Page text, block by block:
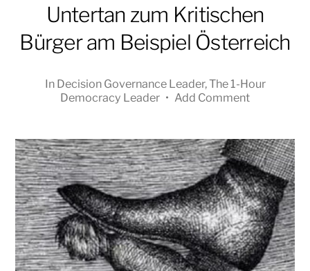
DECISION
MASTER
Untertan zum Kritischen
Bürger am Beispiel Österreich
In Decision Governance Leader,The 1-Hour
Democracy Leader • Add Comment